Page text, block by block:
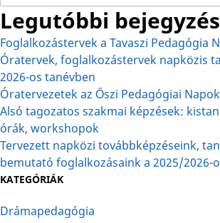
Legutóbbi
Foglalkozástervek a Tavaszi Pedagógia
Óratervek, foglalkozástervek napközis
2026-os tanévben
Óratervezetek az Őszi Pedagógiai
Alsó tagozatos szakmai képzések:
órák, workshopok
Tervezett napközi továbbképzéseink,
bemutató foglalkozásaink a 2025/2026-
KATEGÓRIÁK
Drámapedagógia